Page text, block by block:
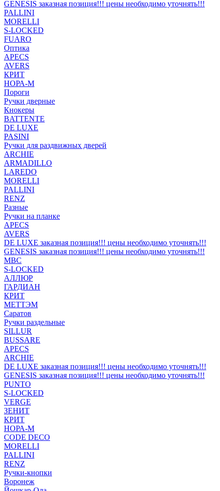
GENESIS заказная позиция!!! цены необходимо уточнять!!!
PALLINI
MORELLI
S-LOCKED
FUARO
Оптика
APECS
AVERS
КРИТ
НОРА-М
Пороги
Ручки дверные
Кнокеры
BATTENTE
DE LUXE
PASINI
Ручки для раздвижных дверей
ARCHIE
ARMADILLO
LAREDO
MORELLI
PALLINI
RENZ
Разные
Ручки на планке
APECS
AVERS
DE LUXE заказная позиция!!! цены необходимо уточнять!!!
GENESIS заказная позиция!!! цены необходимо уточнять!!!
MBC
S-LOCKED
АЛЛЮР
ГАРДИАН
КРИТ
МЕТТЭМ
Саратов
Ручки раздельные
SILLUR
BUSSARE
APECS
ARCHIE
DE LUXE заказная позиция!!! цены необходимо уточнять!!!
GENESIS заказная позиция!!! цены необходимо уточнять!!!
PUNTO
S-LOCKED
VERGE
ЗЕНИТ
КРИТ
НОРА-М
CODE DECO
MORELLI
PALLINI
RENZ
Ручки-кнопки
Воронеж